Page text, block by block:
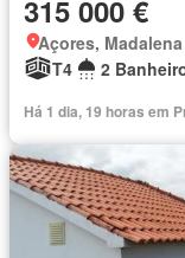
315 000 €
Açores, Madalena
T4
2
Há 1 dia, 19 horas em